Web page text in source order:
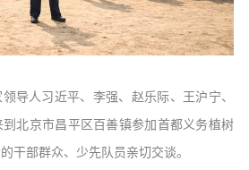
人习近平、李强、赵乐际、王沪宁、
北京市昌平区百善镇参加首都义务植树
干部群众、少先队员亲切交谈。